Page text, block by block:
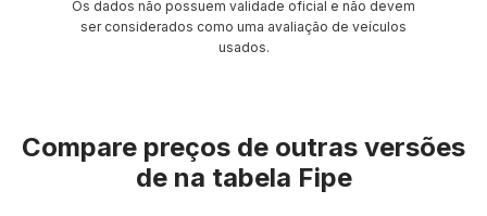
Os dados não possuem validade oficial e não devem
ser considerados como uma avaliação de veículos
usados.
Compare preços de outras versões
de na tabela Fipe